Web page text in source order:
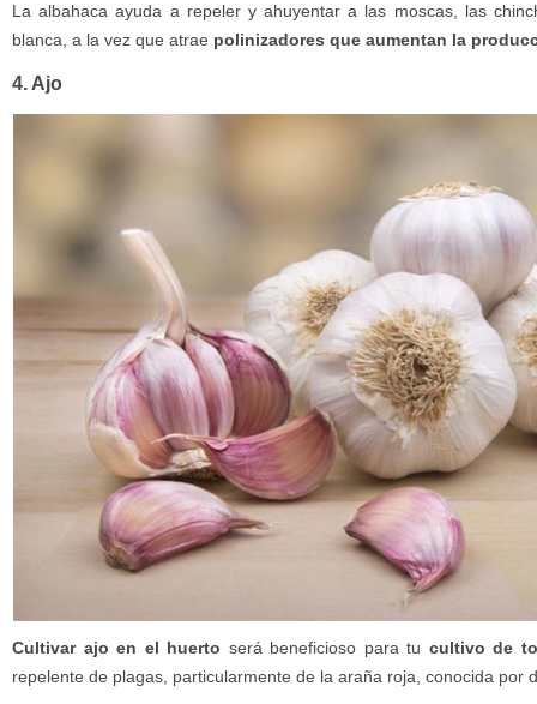
La albahaca ayuda a repeler y ahuyentar a las moscas, las
blanca, a la vez que atrae polinizadores que aumentan la
4. Ajo
Cultivar ajo en el huerto será beneficioso para tu cultivo de
repelente de plagas, particularmente de la araña roja, conocida por